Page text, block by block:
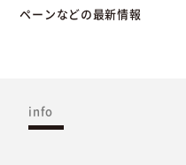
ペーンなどの最新情報
info